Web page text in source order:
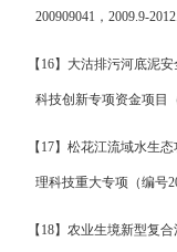
200909041 ， 2009.9-
【 16】 大沽排污河底泥
科技创新专项资金项目
【 17】 松花江流域水生
理科技重大专项（编号
【 18】 农业生境新型复合